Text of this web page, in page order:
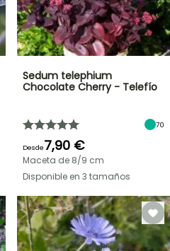
Sedum telephium
Chocolate Cherry - Telefío
70
Desde7,90 €
Maceta de 8/9 cm
Disponible en 3 tamaños